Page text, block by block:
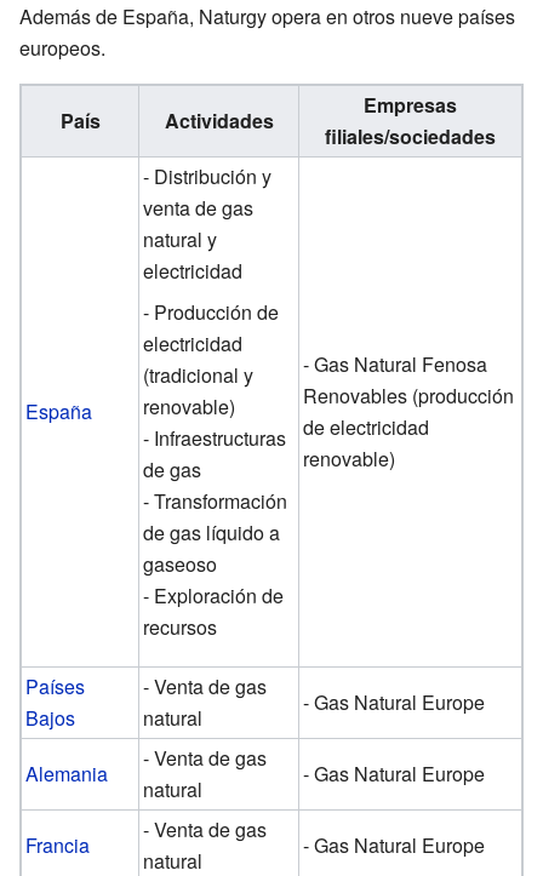
Además de España, Naturgy opera en otros nueve países
europeos.
País Actividades
Empresas
filiales/sociedades
España
- Distribución y
venta de gas
natural y
electricidad
- Producción de
electricidad
(tradicional y
renovable)
- Infraestructuras
de gas
- Transformación
de gas líquido a
gaseoso
- Exploración de
recursos
- Gas Natural Fenosa
Renovables (producción
de electricidad
renovable)
Países
Bajos
- Venta de gas
natural
- Gas Natural Europe
Alemania
- Venta de gas
natural
- Gas Natural Europe
Francia
- Venta de gas
natural
- Gas Natural Europe